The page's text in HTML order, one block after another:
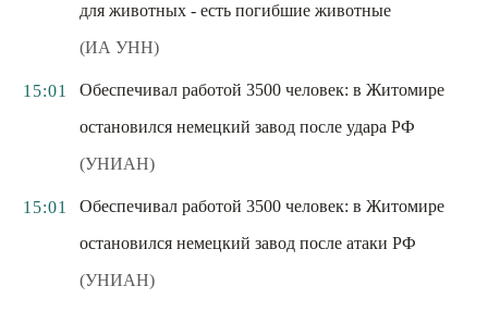
для животных - есть погибшие животные
(ИА УНН)
15:01
Обеспечивал работой 3500 человек: в Житомире
остановился немецкий завод после удара РФ
(УНИАН)
15:01
Обеспечивал работой 3500 человек: в Житомире
остановился немецкий завод после атаки РФ
(УНИАН)